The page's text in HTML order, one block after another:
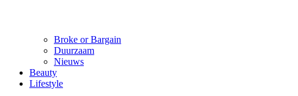
Broke or Bargain
Duurzaam
Nieuws
Beauty
Lifestyle